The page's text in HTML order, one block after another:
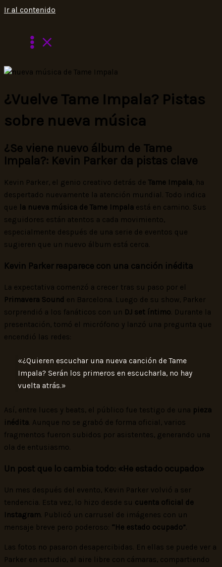
Ir al contenido
¿Vuelve Tame Impala? Pistas
sobre nueva música
¿Se viene nuevo álbum de Tame
Impala?: Kevin Parker da pistas clave
Kevin Parker, el genio creativo detrás de Tame Impala, ha
despertado nuevamente la atención mundial. Todo indica
que
la nueva música de Tame Impala está en camino. Sus
seguidores están atentos a cada movimiento,
especialmente después de una serie de eventos que
sugieren que un nuevo álbum está cerca.
Kevin Parker reaparece con una canción inédita
La expectativa comenzó a crecer tras su paso por el
Primavera Sound en Barcelona. Luego de su show, Parker
sorprendió a los fanáticos con un DJ set íntimo. Durante la
presentación, tomó el micrófono y lanzó una pregunta que
encendió las redes:
«¿Quieren escuchar una nueva canción de Tame
Impala? Serán los primeros en escucharla, no hay
vuelta atrás.»
Así, entre luces y beats, el público fue testigo de una pieza
inédita . Aunque no se grabó de forma oficial, varios
fragmentos fueron subidos por asistentes, generando una
ola de entusiasmo.
Un post que lo cambia todo: «He estado ocupado»
Un mes después del evento, Kevin Parker volvió a ser
tendencia. Esta vez, lo hizo desde su cuenta oficial de
Instagram. Publicó un carrusel de imágenes con un
mensaje breve pero poderoso: “He estado ocupado”.
Las fotos no pasaron desapercibidas. En ellas se puede ver a
Parker en estudio, al aire libre con cámaras, compartiendo